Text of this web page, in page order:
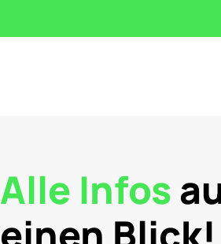
Alle Infos